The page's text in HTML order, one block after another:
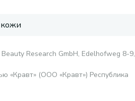
Beauty Research GmbH, Edelhofweg 8-9,
«Кравт» (ООО «Кравт») Республика